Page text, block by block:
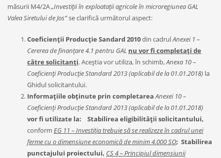
măsurii M4/2A„Investiții în exploatații agricole în microregiunea GAL
Valea Siretului de Jos”se clarifică următorul aspect:
Coeficienții Producție Sandard 2010din cadrulAnexei 1 –
Cererea de finanțare 4.1 pentru GAL nu vor fi completați de
către solicitanți. Aceștia vor utiliza, în schimb,Anexa 10 –
Coeficienți Producție Standard 2013 (aplicabil de la 01.01.2018) la
Ghidul solicitantului.
Informațiile obținute prin completarea Anexei 10 –
Coeficienți Producție Standard 2013 (aplicabil de la 01.01.2018)
vor fi utilizate la: Stabilirea eligibilității solicitantului,
conform EG 11 – Investiția trebuie să se realizeze în cadrul unei
ferme cu o dimensiune economică de minim 4.000 SO; Stabilirea
punctajului proiectului, CS 4 – Principiul dimensiunii